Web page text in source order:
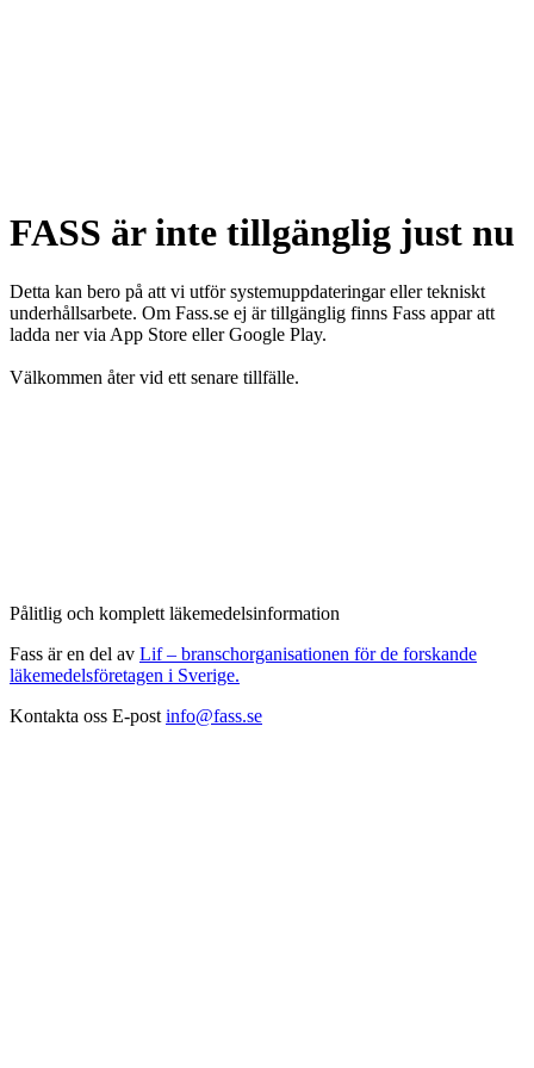
FASS är inte tillgänglig just nu
Detta kan bero på att vi utför systemuppdateringar eller tekniskt
underhållsarbete. Om Fass.se ej är tillgänglig finns Fass appar att
ladda ner via App Store eller Google Play.
Välkommen åter vid ett senare tillfälle.
Pålitlig och komplett läkemedelsinformation
Fass är en del av Lif – branschorganisationen för de forskande
läkemedelsföretagen i Sverige.
Kontakta oss E-post info@fass.se